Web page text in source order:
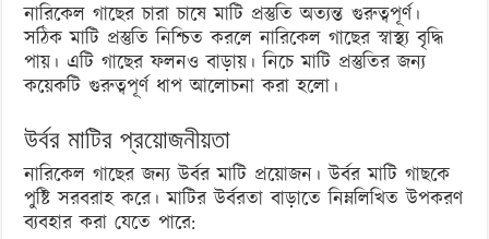
নারিকেল গাছের চারা চাষে মাটি প্রস্তুতি অত্যন্ত গুরুত্বপূর্ণ।
সঠিক মাটি প্রস্তুতি নিশ্চিত করলে নারিকেল গাছের স্বাস্থ্য বৃদ্ধি
পায়। এটি গাছের ফলনও বাড়ায়। নিচে মাটি প্রস্তুতির জন্য
কয়েকটি গুরুত্বপূর্ণ ধাপ আলোচনা করা হলো।
উর্বর মাটির প্রয়োজনীয়তা
নারিকেল গাছের জন্য উর্বর মাটি প্রয়োজন। উর্বর মাটি গাছকে
পুষ্টি সরবরাহ করে। মাটির উর্বরতা বাড়াতে নিম্নলিখিত উপকরণ
ব্যবহার করা যেতে পারে: